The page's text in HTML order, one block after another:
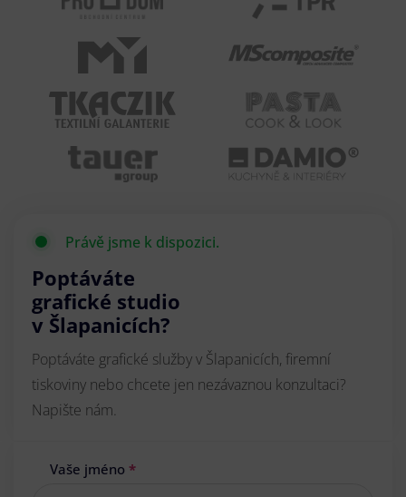
Právě jsme k dispozici.
Poptáváte
grafické studio
v Šlapanicích?
Poptáváte grafické služby v Šlapanicích, firemní
tiskoviny nebo chcete jen nezávaznou konzultaci?
Napište nám.
Vaše jméno *